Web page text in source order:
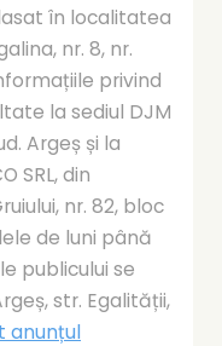
în localitatea
nr. 8, nr.
privind
la sediul DJM
Argeș și la
SRL, din
nr. 82, bloc
de luni până
publicului se
str. Egalității,
anunțul